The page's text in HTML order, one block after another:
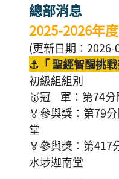
總部消息
2025-2026年
(更新日期：2026-
⚓「 聖經智醒挑戰
初級組組別
🥇冠 軍：第74分
🏅參與獎：第79
堂
🏅參與獎：第417
水埗迦南堂